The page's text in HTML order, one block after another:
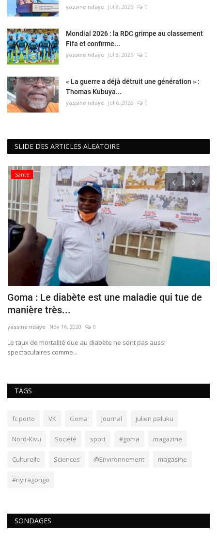
yassine ndaye Jul 8, 2026 0
Mondial 2026 : la RDC grimpe au classement
Fifa et confirme...
yassine ndaye Jul 8, 2026 0
« La guerre a déjà détruit une génération » :
Thomas Kubuya...
yassine ndaye Jul 6, 2026 0
SLIDE DES ARTICLES ALEATOIRE
Santé
Goma : Le diabète est une maladie qui tue de
manière très...
yassine ndaye Nov 16, 2020 0
​​​​​​​Le taux de mortalité due au diabète ne sont pas aussi
spectaculaires comme...
TAGS
fc porto VK Goma Journal julien paluku
Nord-Kivu Société sport #goma magazine
Culturelle Sciences @Environnement magasine
#nyiragongo
SONDAGES